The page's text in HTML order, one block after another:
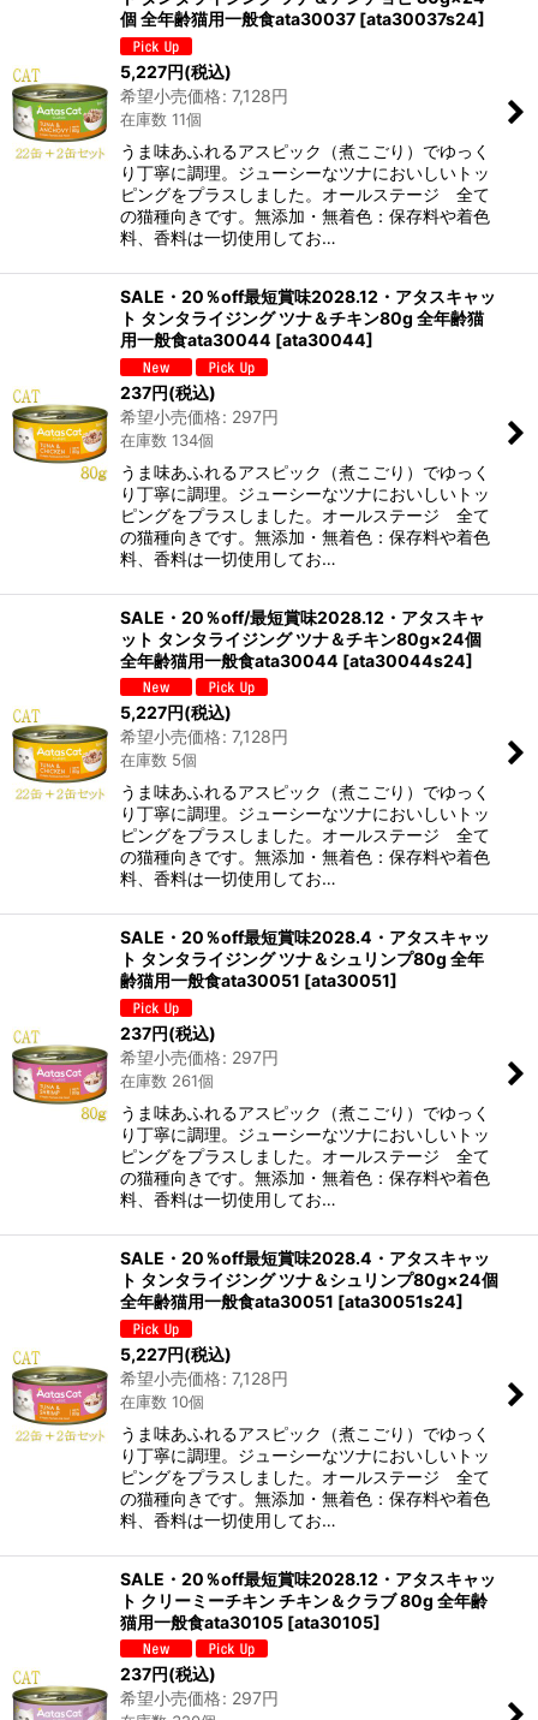
個 全年齢猫用一般食ata30037 [ata30037s24]
5,227円(税込)
希望小売価格: 7,128円
在庫数 11個
うま味あふれるアスピック（煮こごり）でゆっく
り丁寧に調理。ジューシーなツナにおいしいトッ
ピングをプラスしました。オールステージ 全て
の猫種向きです。無添加・無着色：保存料や着色
料、香料は一切使用してお…
SALE・20％off最短賞味2028.12・アタスキャッ
ト タンタライジング ツナ＆チキン80g 全年齢猫
用一般食ata30044 [ata30044]
237円(税込)
希望小売価格: 297円
在庫数 134個
うま味あふれるアスピック（煮こごり）でゆっく
り丁寧に調理。ジューシーなツナにおいしいトッ
ピングをプラスしました。オールステージ 全て
の猫種向きです。無添加・無着色：保存料や着色
料、香料は一切使用してお…
SALE・20％off/最短賞味2028.12・アタスキャ
ット タンタライジング ツナ＆チキン80g×24個
全年齢猫用一般食ata30044 [ata30044s24]
5,227円(税込)
希望小売価格: 7,128円
在庫数 5個
うま味あふれるアスピック（煮こごり）でゆっく
り丁寧に調理。ジューシーなツナにおいしいトッ
ピングをプラスしました。オールステージ 全て
の猫種向きです。無添加・無着色：保存料や着色
料、香料は一切使用してお…
SALE・20％off最短賞味2028.4・アタスキャッ
ト タンタライジング ツナ＆シュリンプ80g 全年
齢猫用一般食ata30051 [ata30051]
237円(税込)
希望小売価格: 297円
在庫数 261個
うま味あふれるアスピック（煮こごり）でゆっく
り丁寧に調理。ジューシーなツナにおいしいトッ
ピングをプラスしました。オールステージ 全て
の猫種向きです。無添加・無着色：保存料や着色
料、香料は一切使用してお…
SALE・20％off最短賞味2028.4・アタスキャッ
ト タンタライジング ツナ＆シュリンプ80g×24個
全年齢猫用一般食ata30051 [ata30051s24]
5,227円(税込)
希望小売価格: 7,128円
在庫数 10個
うま味あふれるアスピック（煮こごり）でゆっく
り丁寧に調理。ジューシーなツナにおいしいトッ
ピングをプラスしました。オールステージ 全て
の猫種向きです。無添加・無着色：保存料や着色
料、香料は一切使用してお…
SALE・20％off最短賞味2028.12・アタスキャッ
ト クリーミーチキン チキン＆クラブ 80g 全年齢
猫用一般食ata30105 [ata30105]
237円(税込)
希望小売価格: 297円